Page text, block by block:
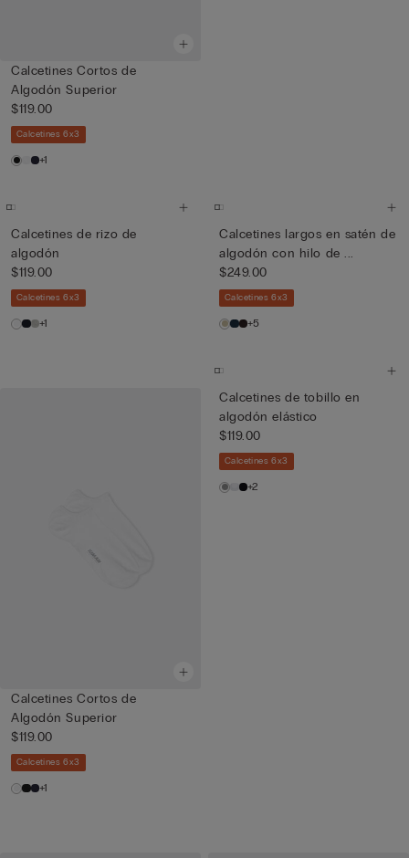
Calcetines Cortos de
Algodón Superior
$119.00
Calcetines 6x3
+1
Calcetines de rizo de
algodón
$119.00
Calcetines 6x3
+1
Calcetines largos en satén de
algodón con hilo de ...
$249.00
Calcetines 6x3
+5
Calcetines Cortos de
Algodón Superior
$119.00
Calcetines 6x3
+1
Calcetines de tobillo en
algodón elástico
$119.00
Calcetines 6x3
+2